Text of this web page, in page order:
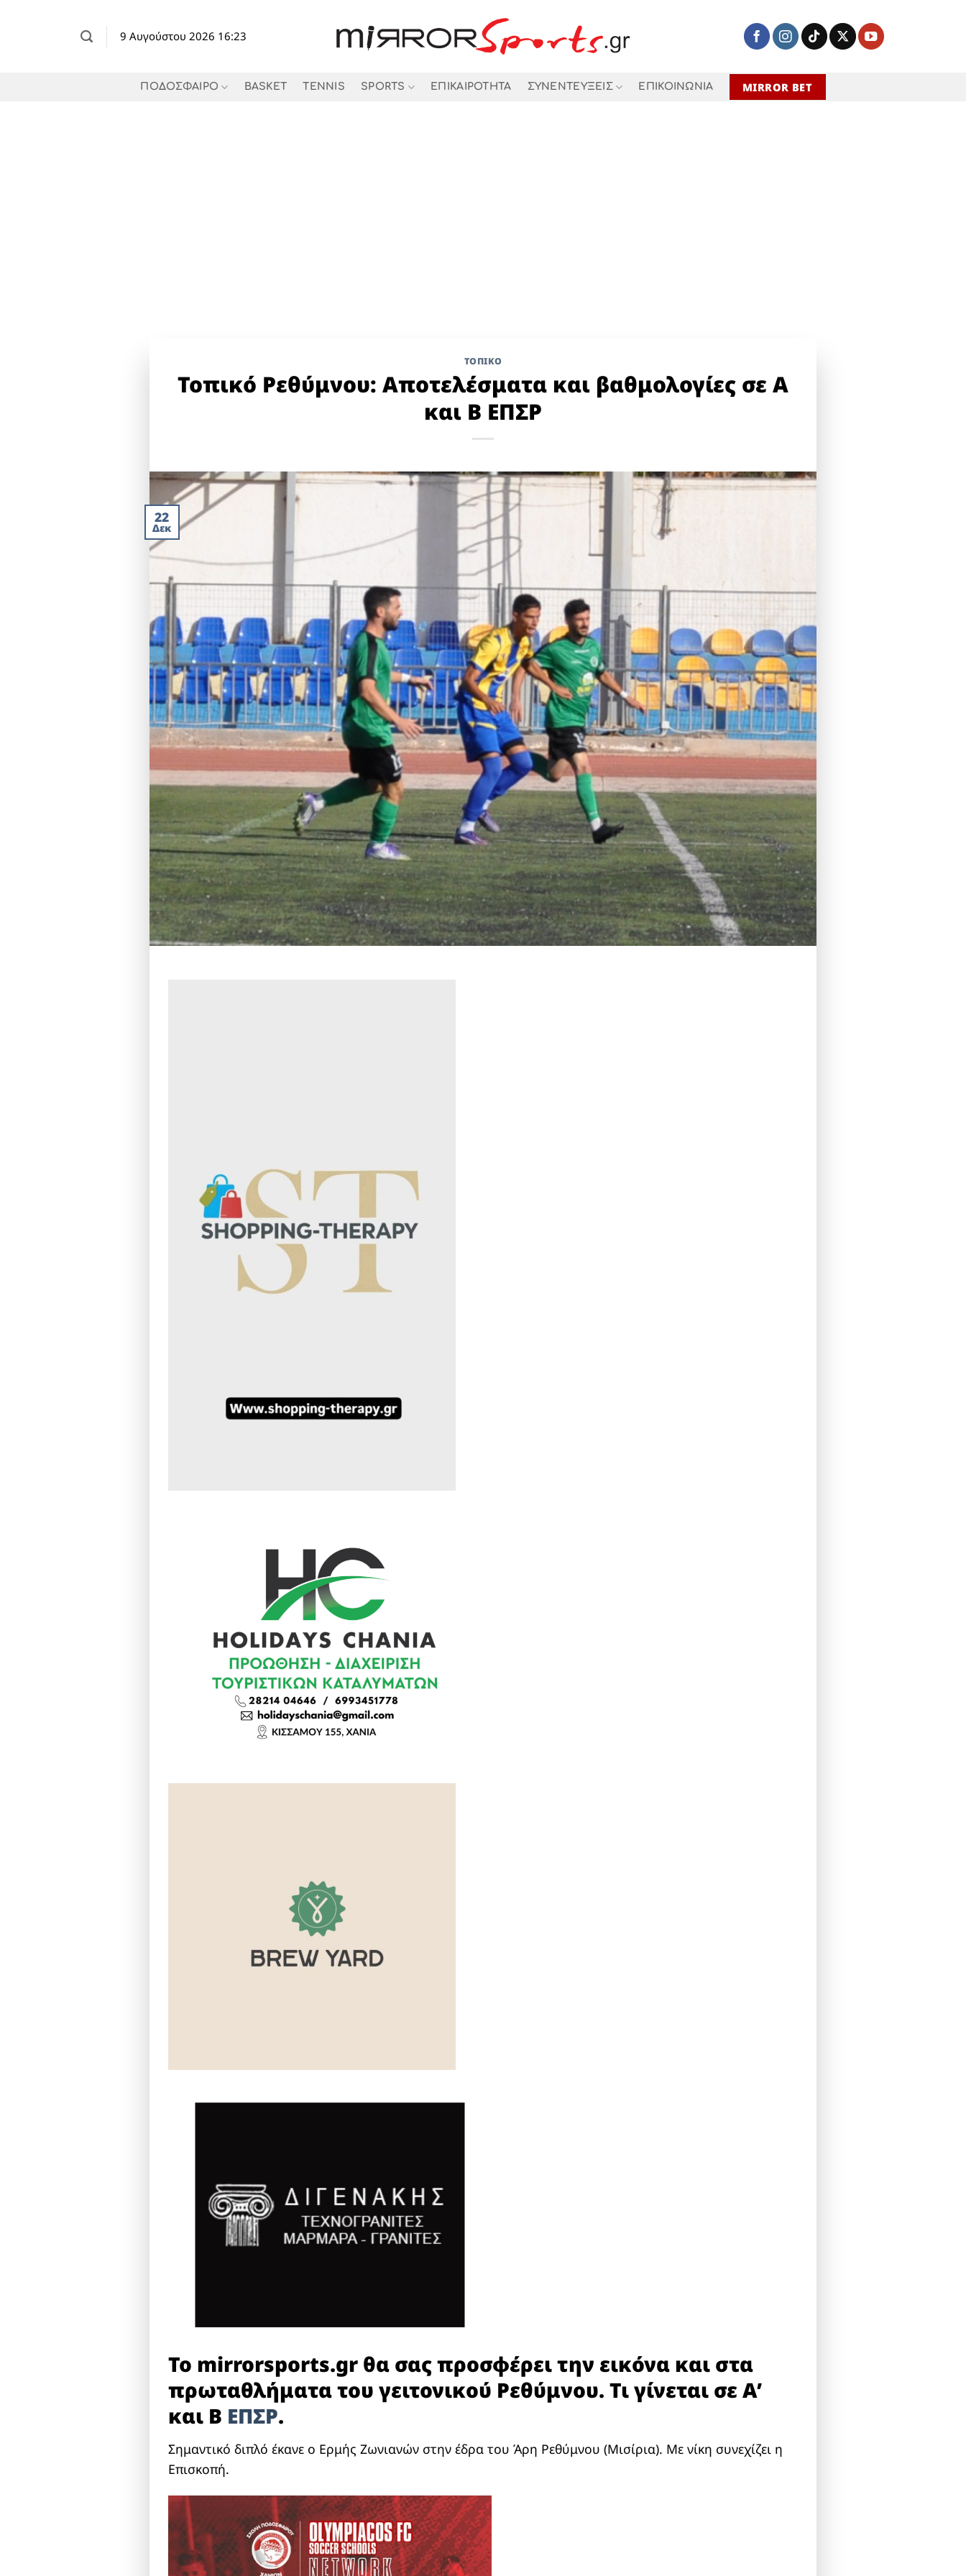
9 Αυγούστου 2026 16:23
ΠΟΔΟΣΦΑΙΡΟ BASKET TENNIS SPORTS ΕΠΙΚΑΙΡΟΤΗΤΑ ΣΥΝΕΝΤΕΥΞΕΙΣ ΕΠΙΚΟΙΝΩΝΙΑ MIRROR BET
ΤΟΠΙΚΌ
Τοπικό Ρεθύμνου: Αποτελέσματα και βαθμολογίες σε Α
και Β ΕΠΣΡ
22
Δεκ
Το mirrorsports.gr θα σας προσφέρει την εικόνα και στα
πρωταθλήματα του γειτονικού Ρεθύμνου. Τι γίνεται σε Α’
και Β ΕΠΣΡ.
Σημαντικό διπλό έκανε ο Ερμής Ζωνιανών στην έδρα του Άρη Ρεθύμνου (Μισίρια). Με νίκη συνεχίζει η
Επισκοπή.